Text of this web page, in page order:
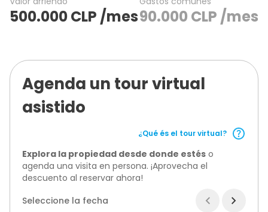
500.000CLP /mes90.000 CLP /mes
Agenda un tour virtual
asistido
¿Qué és el tour virtual?
Explora la propiedad desde donde estés o
agenda una visita en persona. ¡Aprovecha el
descuento al reservar ahora!
Seleccione la fecha